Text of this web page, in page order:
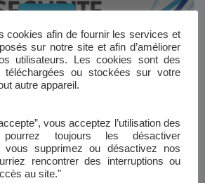
et savoir réagir en cas d’incident
cookies afin de fournir les services et
sur notre site et afin d’améliorer
utilisateurs. Les cookies sont des
téléchargées ou stockées sur votre
autre appareil.
vous acceptez l’utilisation des
toujours les désactiver
vous supprimez ou désactivez nos
rencontrer des interruptions ou
au site."